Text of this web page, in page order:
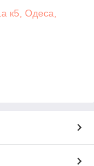
к5, Одеса,